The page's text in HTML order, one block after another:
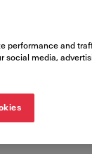
performance and
social media,